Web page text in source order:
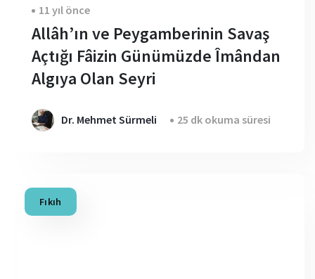
11 yıl önce
Allâh’ın ve Peygamberinin Savaş
Açtığı Fâizin Günümüzde Îmândan
Algıya Olan Seyri
Dr. Mehmet Sürmeli 25 dk okuma süresi
Fıkıh